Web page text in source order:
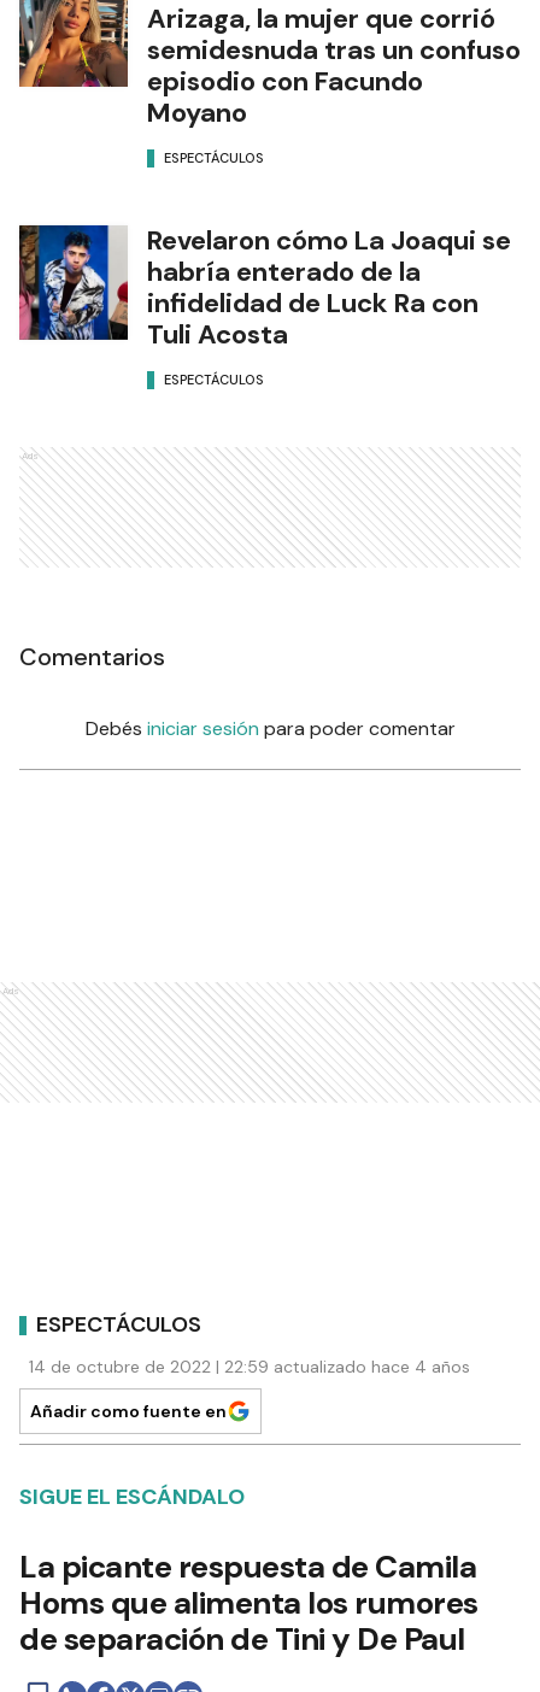
Arizaga, la mujer que corrió
semidesnuda tras un confuso
episodio con Facundo
Moyano
ESPECTÁCULOS
Revelaron cómo La Joaqui se
habría enterado de la
infidelidad de Luck Ra con
Tuli Acosta
ESPECTÁCULOS
Ads
Comentarios
Debés iniciar sesión para poder comentar
Ads
ESPECTÁCULOS
14 de octubre de 2022 | 22:59 actualizado hace 4 años
Añadir como fuente en
SIGUE EL ESCÁNDALO
La picante respuesta de Camila
Homs que alimenta los rumores
de separación de Tini y De Paul